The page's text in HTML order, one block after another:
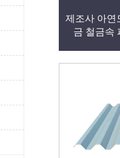
제조사 아
금 철금속